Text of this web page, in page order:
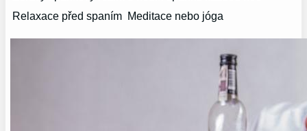
Relaxace před spaním Meditace nebo jóga